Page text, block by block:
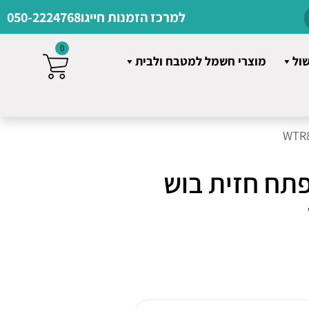
למרכז הזמנות חייגו050-2224768
מוצרי חשמל למטבח ולבית
חזית בוש
0